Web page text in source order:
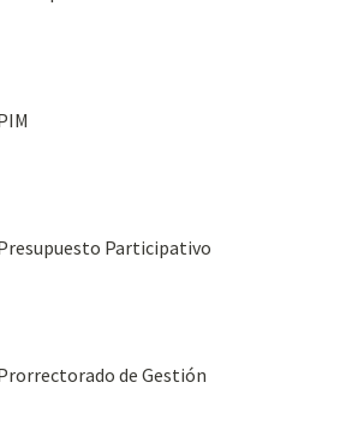
Participativo
de Gestión